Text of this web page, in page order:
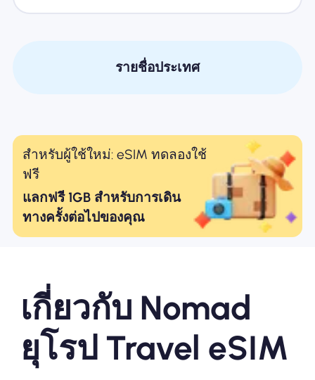
รายชื่อประเทศ
สำหรับผู้ใช้ใหม่: eSIM ทดลองใช้
ฟรี
แลกฟรี 1GB สำหรับการเดิน
ทางครั้งต่อไปของคุณ
เกี่ยวกับ Nomad
ยุโรป Travel eSIM